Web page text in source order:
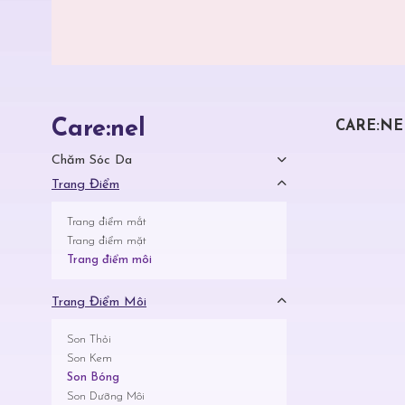
Care:nel
Chăm Sóc Da
Trang Điểm
Trang điểm mắt
Trang điểm mặt
Trang điểm môi
Trang Điểm Môi
Son Thỏi
Son Kem
Son Bóng
Son Dưỡng Môi